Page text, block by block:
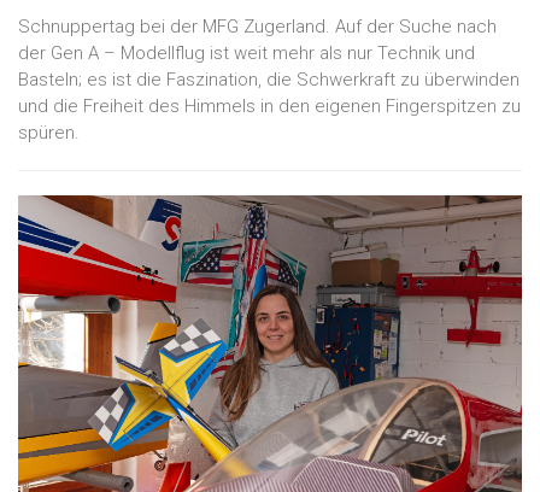
Schnuppertag bei der MFG Zugerland. Auf der Suche nach
der Gen A – Modellflug ist weit mehr als nur Technik und
Basteln; es ist die Faszination, die Schwerkraft zu überwinden
und die Freiheit des Himmels in den eigenen Fingerspitzen zu
spüren.